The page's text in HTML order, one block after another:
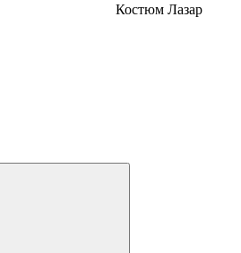
Костюм Лазар